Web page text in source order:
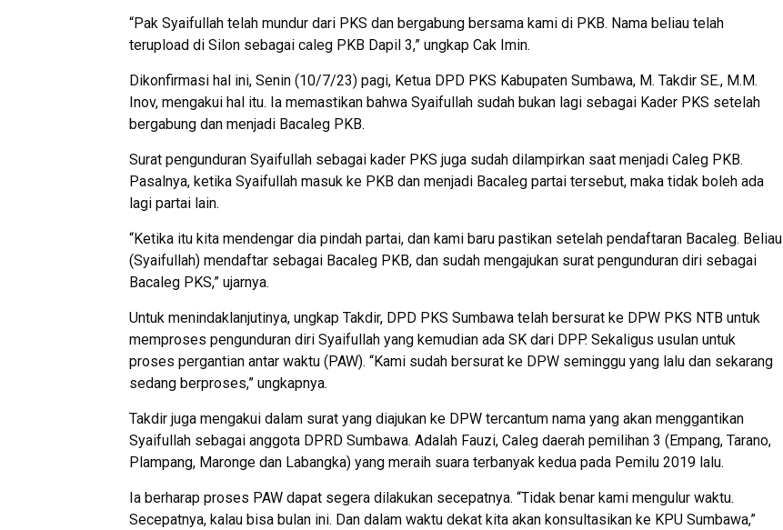
“Pak Syaifullah telah mundur dari PKS dan bergabung bersama kami di PKB. Nama beliau telah
terupload di Silon sebagai caleg PKB Dapil 3,” ungkap Cak Imin.
Dikonfirmasi hal ini, Senin (10/7/23) pagi, Ketua DPD PKS Kabupaten Sumbawa, M. Takdir SE., M.M.
Inov, mengakui hal itu. Ia memastikan bahwa Syaifullah sudah bukan lagi sebagai Kader PKS setelah
bergabung dan menjadi Bacaleg PKB.
Surat pengunduran Syaifullah sebagai kader PKS juga sudah dilampirkan saat menjadi Caleg PKB.
Pasalnya, ketika Syaifullah masuk ke PKB dan menjadi Bacaleg partai tersebut, maka tidak boleh ada
lagi partai lain.
“Ketika itu kita mendengar dia pindah partai, dan kami baru pastikan setelah pendaftaran Bacaleg. Beliau
(Syaifullah) mendaftar sebagai Bacaleg PKB, dan sudah mengajukan surat pengunduran diri sebagai
Bacaleg PKS,” ujarnya.
Untuk menindaklanjutinya, ungkap Takdir, DPD PKS Sumbawa telah bersurat ke DPW PKS NTB untuk
memproses pengunduran diri Syaifullah yang kemudian ada SK dari DPP. Sekaligus usulan untuk
proses pergantian antar waktu (PAW). “Kami sudah bersurat ke DPW seminggu yang lalu dan sekarang
sedang berproses,” ungkapnya.
Takdir juga mengakui dalam surat yang diajukan ke DPW tercantum nama yang akan menggantikan
Syaifullah sebagai anggota DPRD Sumbawa. Adalah Fauzi, Caleg daerah pemilihan 3 (Empang, Tarano,
Plampang, Maronge dan Labangka) yang meraih suara terbanyak kedua pada Pemilu 2019 lalu.
Ia berharap proses PAW dapat segera dilakukan secepatnya. “Tidak benar kami mengulur waktu.
Secepatnya, kalau bisa bulan ini. Dan dalam waktu dekat kita akan konsultasikan ke KPU Sumbawa,”